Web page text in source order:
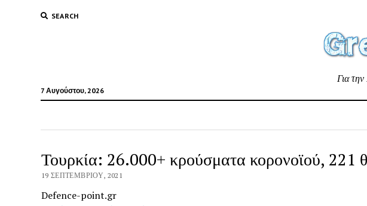
SEARCH
7 Αυγούστου, 2026
Για
Τουρκία: 26.000+ κρούσματα κορονοϊού, 221
19 ΣΕΠΤΕΜΒΡΊΟΥ, 2021
Defence-point.gr